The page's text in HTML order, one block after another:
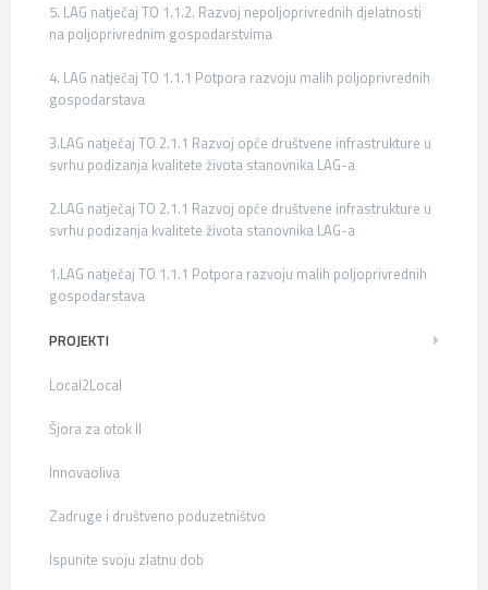
5. LAG natječaj TO 1.1.2. Razvoj nepoljoprivrednih djelatnosti
na poljoprivrednim gospodarstvima
4. LAG natječaj TO 1.1.1 Potpora razvoju malih poljoprivrednih
gospodarstava
3.LAG natječaj TO 2.1.1 Razvoj opće društvene infrastrukture u
svrhu podizanja kvalitete života stanovnika LAG-a
2.LAG natječaj TO 2.1.1 Razvoj opće društvene infrastrukture u
svrhu podizanja kvalitete života stanovnika LAG-a
1.LAG natječaj TO 1.1.1 Potpora razvoju malih poljoprivrednih
gospodarstava
PROJEKTI
Local2Local
Šjora za otok II
Innovaoliva
Zadruge i društveno poduzetništvo
Ispunite svoju zlatnu dob